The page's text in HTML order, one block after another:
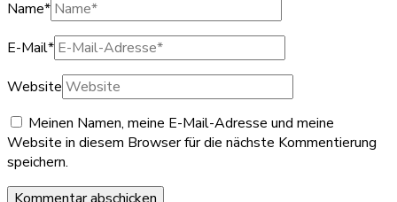
Name*
E-Mail*
Website
Meinen Namen, meine E-Mail-Adresse und meine
Website in diesem Browser für die nächste Kommentierung
speichern.